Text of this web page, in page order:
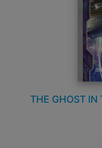
THE GHOST IN